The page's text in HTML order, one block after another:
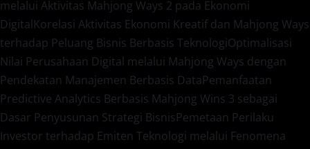
melalui Aktivitas Mahjong Ways 2 pada Ekonomi
DigitalKorelasi Aktivitas Ekonomi Kreatif dan Mahjong Ways
terhadap Peluang Bisnis Berbasis TeknologiOptimalisasi
Nilai Perusahaan Digital melalui Mahjong Ways dengan
Pendekatan Manajemen Berbasis DataPemanfaatan
Predictive Analytics Berbasis Mahjong Wins 3 sebagai
Dasar Penyusunan Strategi BisnisPemetaan Perilaku
Investor terhadap Emiten Teknologi melalui Fenomena